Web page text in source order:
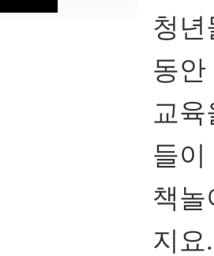
청
동안
교
들이
책
지